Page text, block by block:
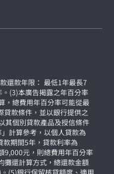
還款年限： 最低1年最長7
(3)本廣告揭露之年百分率
，總費用年百分率可能從最
款條件，並以銀行提供之
其個別貸款產品及授信條件
計算參考，以個人貸款為
期間5年，貸款利率為
9,000元，則總費用年百分率
攤還計算方式，總還款金額
(5)銀行保留核貸額度、適用